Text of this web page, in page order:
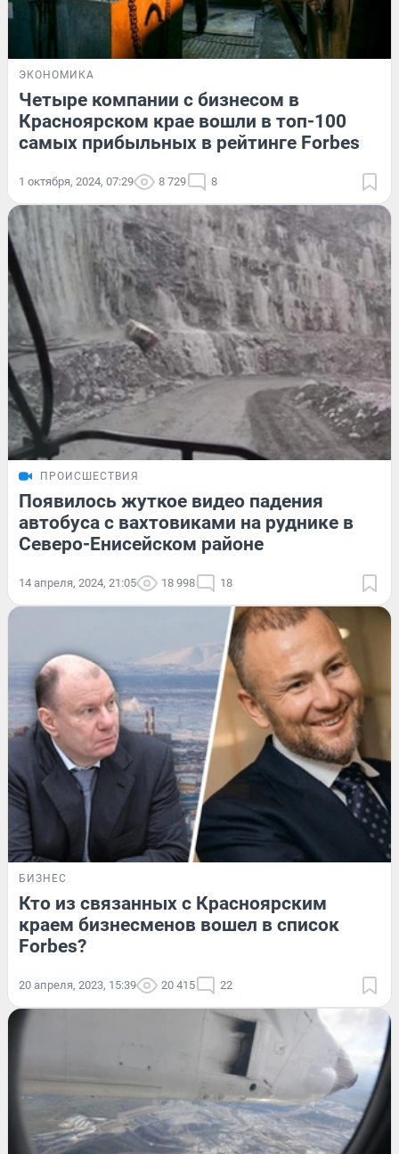
ЭКОНОМИКА
Четыре компании с бизнесом в
Красноярском крае вошли в топ-100
самых прибыльных в рейтинге Forbes
1 октября, 2024, 07:29 8 729 8
ПРОИСШЕСТВИЯ
Появилось жуткое видео падения
автобуса с вахтовиками на руднике в
Северо-Енисейском районе
14 апреля, 2024, 21:05 18 998 18
БИЗНЕС
Кто из связанных с Красноярским
краем бизнесменов вошел в список
Forbes?
20 апреля, 2023, 15:39 20 415 22